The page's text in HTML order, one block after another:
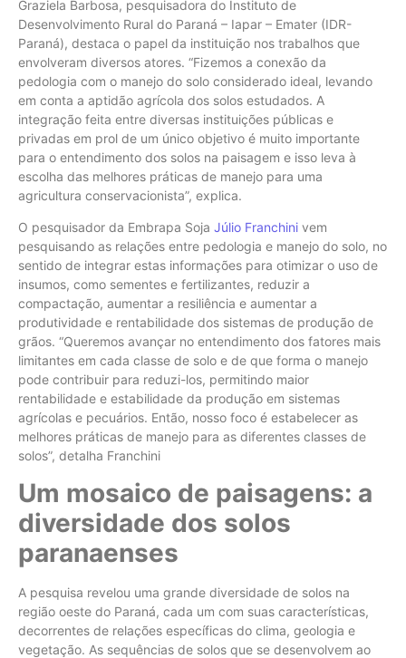
Graziela Barbosa, pesquisadora do Instituto de
Desenvolvimento Rural do Paraná – Iapar – Emater (IDR-
Paraná), destaca o papel da instituição nos trabalhos que
envolveram diversos atores. “Fizemos a conexão da
pedologia com o manejo do solo considerado ideal, levando
em conta a aptidão agrícola dos solos estudados. A
integração feita entre diversas instituições públicas e
privadas em prol de um único objetivo é muito importante
para o entendimento dos solos na paisagem e isso leva à
escolha das melhores práticas de manejo para uma
agricultura conservacionista”, explica.
O pesquisador da Embrapa Soja Júlio Franchini vem
pesquisando as relações entre pedologia e manejo do solo, no
sentido de integrar estas informações para otimizar o uso de
insumos, como sementes e fertilizantes, reduzir a
compactação, aumentar a resiliência e aumentar a
produtividade e rentabilidade dos sistemas de produção de
grãos. “Queremos avançar no entendimento dos fatores mais
limitantes em cada classe de solo e de que forma o manejo
pode contribuir para reduzi-los, permitindo maior
rentabilidade e estabilidade da produção em sistemas
agrícolas e pecuários. Então, nosso foco é estabelecer as
melhores práticas de manejo para as diferentes classes de
solos”, detalha Franchini
Um mosaico de paisagens: a
diversidade dos solos
paranaenses
A pesquisa revelou uma grande diversidade de solos na
região oeste do Paraná, cada um com suas características,
decorrentes de relações específicas do clima, geologia e
vegetação. As sequências de solos que se desenvolvem ao